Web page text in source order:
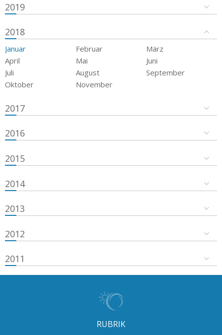
2019
2018
Januar Februar
März
April
Mai
Juni
Juli
August
September
Oktober
November
2017
2016
2015
2014
2013
2012
2011
RUBRIK